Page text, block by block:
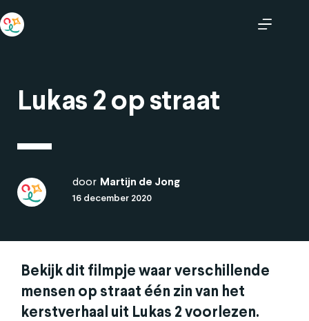
Lukas 2 op straat
door Martijn de Jong
16 december 2020
Bekijk dit filmpje waar verschillende
mensen op straat één zin van het
kerstverhaal uit Lukas 2 voorlezen.